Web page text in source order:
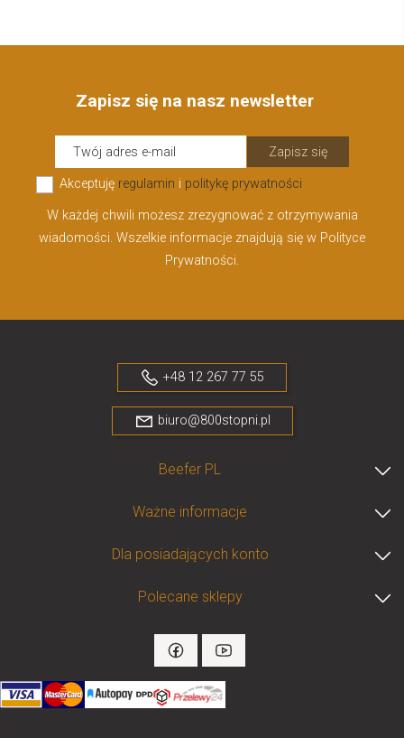
Zapisz się na nasz newsletter
Zapisz się
Akceptuję regulamin i politykę prywatności
W każdej chwili możesz zrezygnować z otrzymywania
wiadomości. Wszelkie informacje znajdują się w Polityce
Prywatności.
+48 12 267 77 55
biuro@800stopni.pl
Beefer PL
Ważne informacje
Dla posiadających konto
Polecane sklepy